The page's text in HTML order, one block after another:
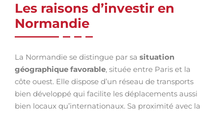
Les raisons d’investir en
Normandie
La Normandie se distingue par sa situation
géographique favorable, située entre Paris et la
côte ouest. Elle dispose d’un réseau de transports
bien développé qui facilite les déplacements aussi
bien locaux qu’internationaux. Sa proximité avec la